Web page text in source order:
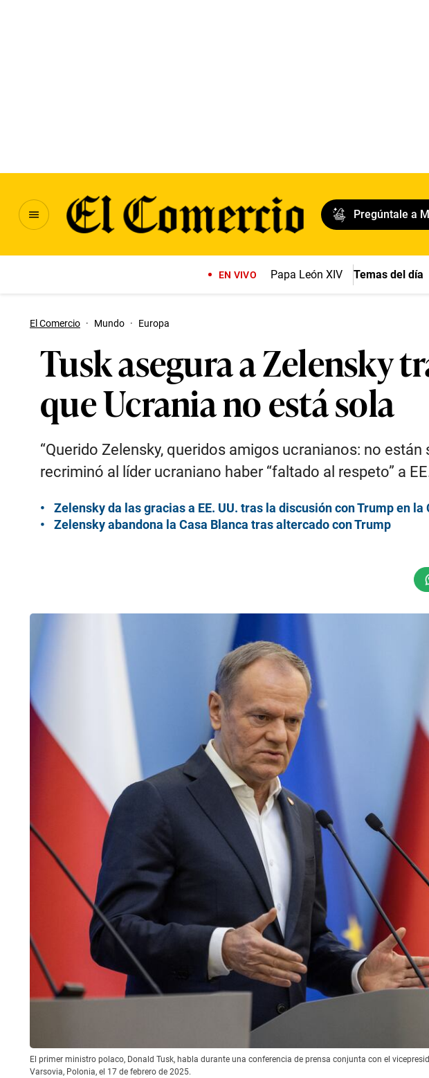
Pregúntale a
EN VIVO Papa León XIV Temas del día
El Comercio · Mundo · Europa
Tusk asegura a Zelensky
que Ucrania no está sola
“Querido Zelensky, queridos amigos ucranianos: no
recriminó al líder ucraniano haber “faltado al respeto” a
Zelensky da las gracias a EE. UU. tras la discusión con Trump en la
Zelensky abandona la Casa Blanca tras altercado con Trump
El primer ministro polaco, Donald Tusk, habla durante una conferencia de prensa conjunta con el
Varsovia, Polonia, el 17 de febrero de 2025.